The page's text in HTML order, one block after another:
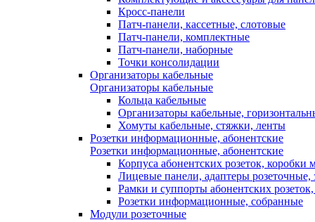
Кросс-панели
Патч-панели, кассетные, слотовые
Патч-панели, комплектные
Патч-панели, наборные
Точки консолидации
Организаторы кабельные
Организаторы кабельные
Кольца кабельные
Организаторы кабельные,
Хомуты кабельные, стяжки, ленты
Розетки информационные, абонентские
Розетки информационные, абонентские
Корпуса абонентских розеток, коробки
Лицевые панели, адаптеры розеточные,
Рамки и суппорты абонентских
Розетки информационные, собранные
Модули розеточные